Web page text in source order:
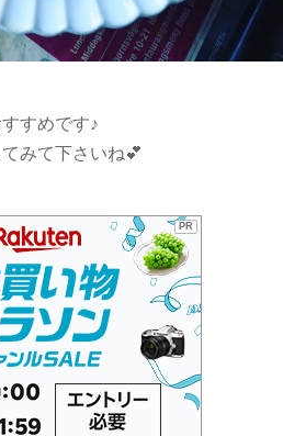
すめです♪
みて下さいね💕
PR